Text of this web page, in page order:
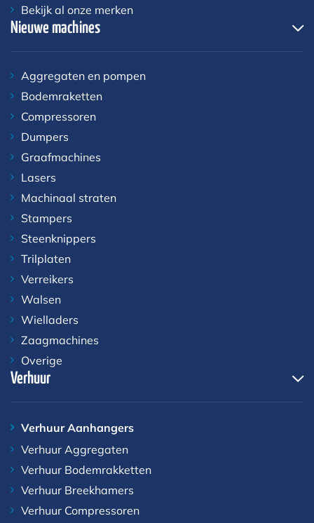
Bekijk al onze merken
Nieuwe machines
Aggregaten en pompen
Bodemraketten
Compressoren
Dumpers
Graafmachines
Lasers
Machinaal straten
Stampers
Steenknippers
Trilplaten
Verreikers
Walsen
Wielladers
Zaagmachines
Overige
Verhuur
Verhuur Aanhangers
Verhuur Aggregaten
Verhuur Bodemrakketten
Verhuur Breekhamers
Verhuur Compressoren